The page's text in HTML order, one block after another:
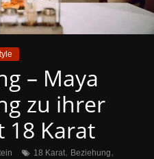
– Maya
zu ihrer
18 Karat
18 Karat, Beziehung,